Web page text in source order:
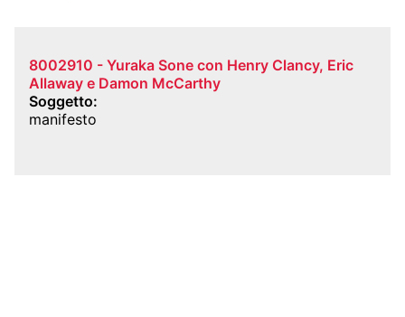
8002910 - Yuraka Sone con Henry Clancy, Eric
Allaway e Damon McCarthy
Soggetto
manifesto